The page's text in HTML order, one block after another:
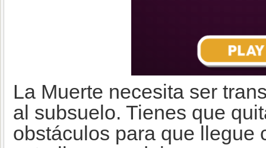
La Muerte necesita ser
al subsuelo. Tienes que
obstáculos para que llegue